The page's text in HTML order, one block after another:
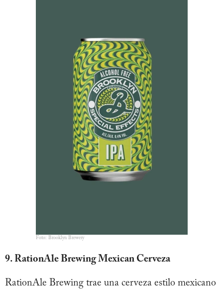
Foto: Brooklyn Brewery
9. RationAle Brewing Mexican Cerveza
RationAle Brewing trae una cerveza estilo mexicano